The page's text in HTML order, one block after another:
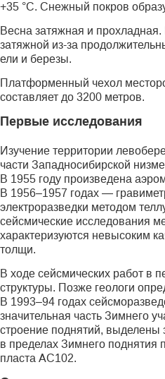
+35 °С. Снежный покров
Весна затяжная и
затяжной из-за
ели и березы.
Платформенный чехол
составляет до 3200 метров.
Первые исследования
Изучение территории
части Западносибирской
В 1955 году произведена
В 1956–1957 годах —
электроразведки методом
сейсмические исследования
характеризуются невысоким
толщи.
В ходе сейсмических работ
структуры. Позже геологи
В 1993–94 годах
значительная часть Зимнего
строение поднятий,
в пределах Зимнего поднятия
пласта АС102.